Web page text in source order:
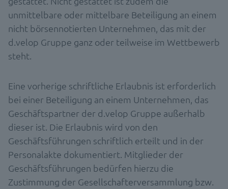
unmittelbare oder mittelbare Beteiligung an einem
nicht börsennotierten Unternehmen, das mit der
d.velop Gruppe ganz oder teilweise im Wettbewerb
steht.
Eine vorherige schriftliche Erlaubnis ist erforderlich
bei einer Beteiligung an einem Unternehmen, das
Geschäftspartner der d.velop Gruppe außerhalb
dieser ist. Die Erlaubnis wird von den
Geschäftsführungen schriftlich erteilt und in der
Personalakte dokumentiert. Mitglieder der
Geschäftsführungen bedürfen hierzu die
Zustimmung der Gesellschafterversammlung bzw.